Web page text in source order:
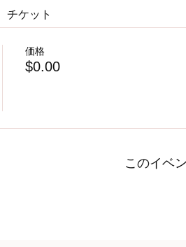
チケット
価格
$0.00
このイベ